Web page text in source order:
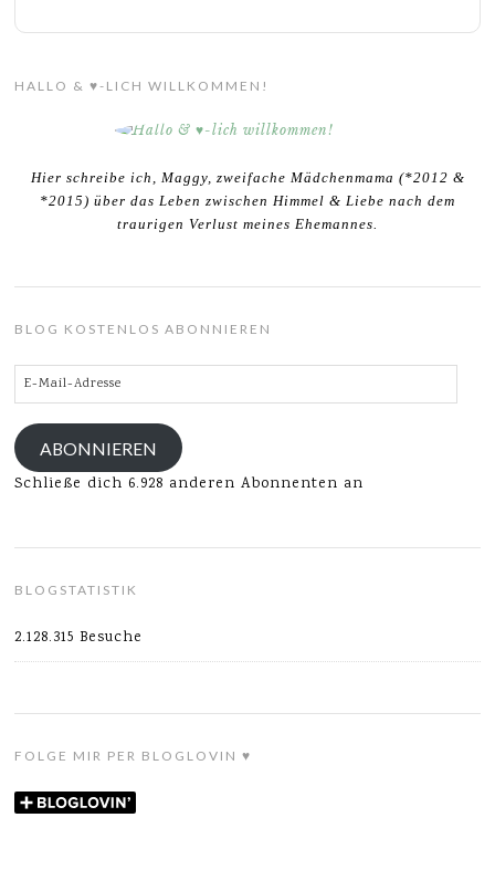
HALLO & ♥-LICH WILLKOMMEN!
Hier schreibe ich, Maggy, zweifache Mädchenmama (*2012 &
*2015) über das Leben zwischen Himmel & Liebe nach dem
traurigen Verlust meines Ehemannes.
BLOG KOSTENLOS ABONNIEREN
E-
Mail-
Adresse
ABONNIEREN
Schließe dich 6.928 anderen Abonnenten an
BLOGSTATISTIK
2.128.315 Besuche
FOLGE MIR PER BLOGLOVIN ♥